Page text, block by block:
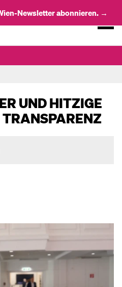
Newsletter abonnieren. →
UND HITZIGE
TRANSPARENZ